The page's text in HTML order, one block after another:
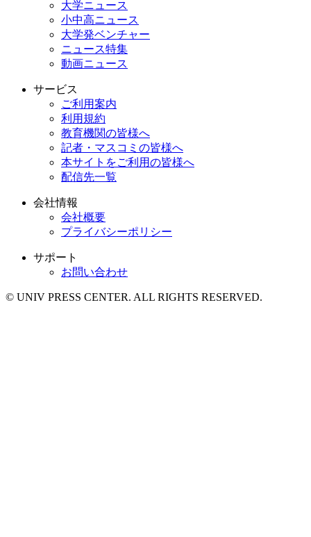
大学ニュース
小中高ニュース
大学発ベンチャー
ニュース特集
動画ニュース
サービス
ご利用案内
利用規約
教育機関の皆様へ
記者・マスコミの皆様へ
本サイトをご利用の皆様へ
配信先一覧
会社情報
会社概要
プライバシーポリシー
サポート
お問い合わせ
© UNIV PRESS CENTER. ALL RIGHTS RESERVED.